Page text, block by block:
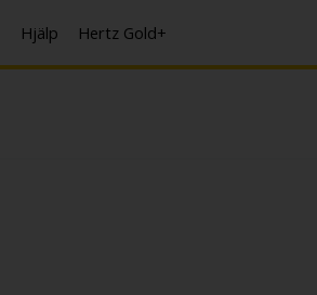
Hjälp Hertz Gold+